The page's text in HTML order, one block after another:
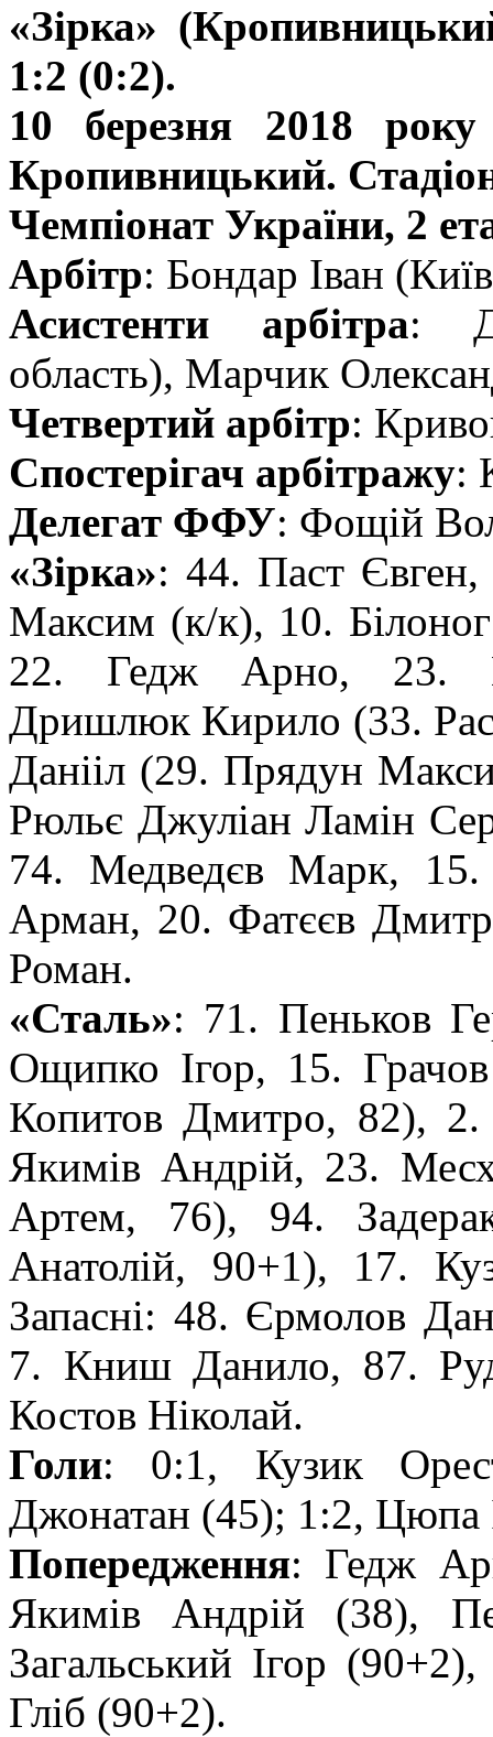
«Зірка»
1:2 (0:2).
10 березня 2018
Кропивницький.
Чемпіонат України, 2
Арбітр: Бондар Іван
Асистенти арбітра:
область), Марчик
Четвертий арбітр:
Спостерігач арбітражу:
Делегат ФФУ: Фощій
«Зірка»: 44. Паст
Максим (к/к), 10.
22. Гедж Арно, 23.
Дришлюк Кирило (33.
Данііл (29. Прядун
Рюльє Джуліан Ламін
74. Медведєв Марк, 15.
Арман, 20. Фатєєв
Роман.
«Сталь»: 71. Пеньков
Ощипко Ігор, 15.
Копитов Дмитро, 82),
Якимів Андрій, 23.
Артем, 76), 94.
Анатолій, 90+1), 17.
Запасні: 48. Єрмолов
7. Книш Данило, 87.
Костов Ніколай.
Голи: 0:1, Кузик
Джонатан (45); 1:2, Цюпа
Попередження: Гедж
Якимів Андрій (38),
Загальський Ігор
Гліб (90+2).